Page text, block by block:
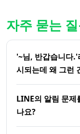
자주 묻는
'~님, 반갑습니다
시되는데 왜 그런
LINE의 알림 문제
나요?